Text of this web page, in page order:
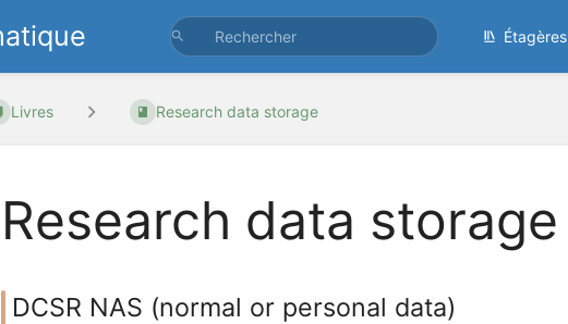
Étagères
Livres Research data storage
Research data storage
DCSR NAS (normal or personal data)